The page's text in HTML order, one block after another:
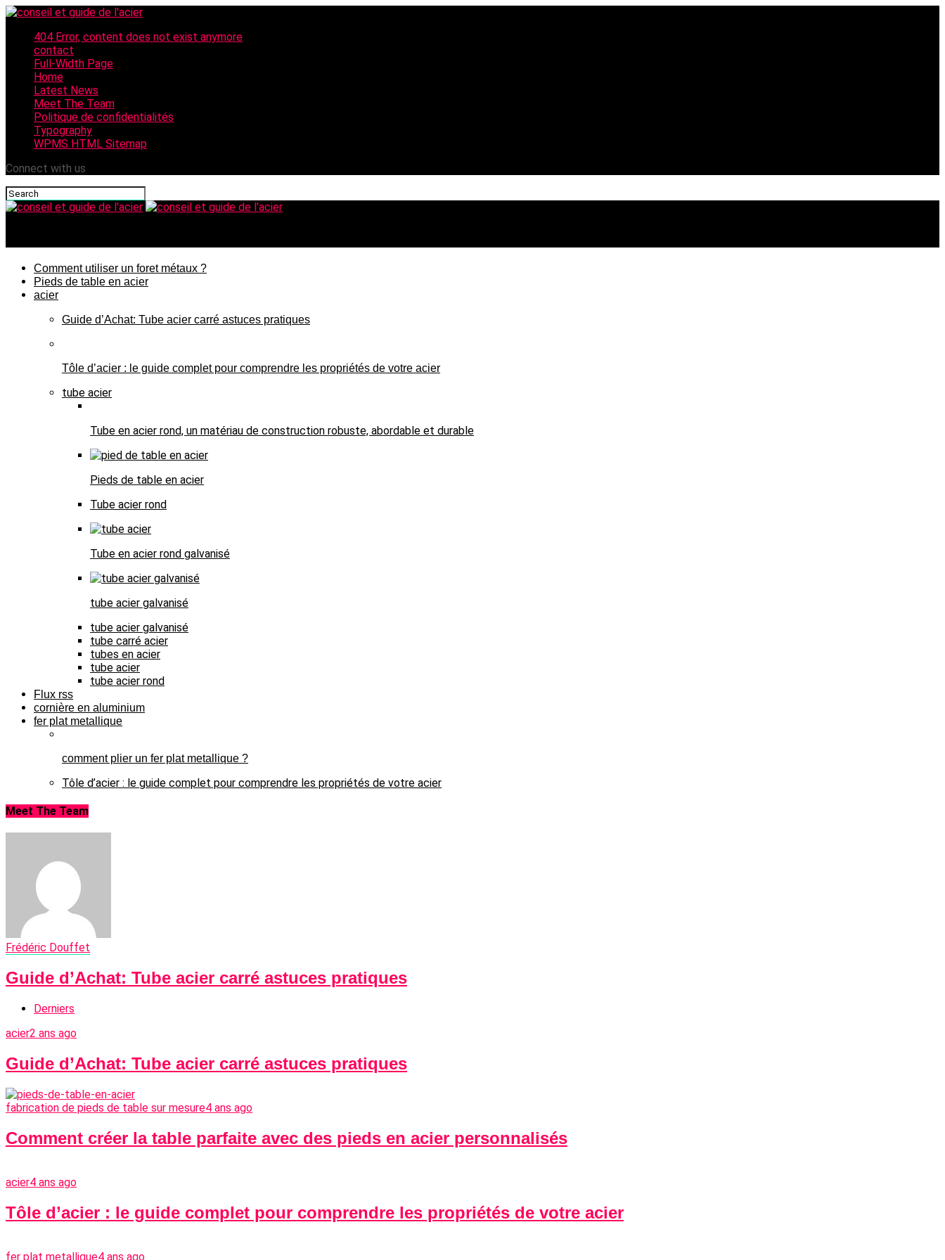
404 Error, content does not exist anymore
contact
Full-Width Page
Home
Latest News
Meet The Team
Politique de confidentialités
Typography
WPMS HTML Sitemap
Connect with us
Comment utiliser un foret métaux ?
Pieds de table en acier
acier
Guide d’Achat: Tube acier carré astuces pratiques
Tôle d’acier : le guide complet pour comprendre les propriétés de votre acier
tube acier
Tube en acier rond, un matériau de construction robuste, abordable et durable
Pieds de table en acier
Tube acier rond
Tube en acier rond galvanisé
tube acier galvanisé
tube acier galvanisé
tube carré acier
tubes en acier
tube acier
tube acier rond
Flux rss
cornière en aluminium
fer plat metallique
comment plier un fer plat metallique ?
Tôle d’acier : le guide complet pour comprendre les propriétés de votre acier
Meet The Team
Frédéric Douffet
Guide d’Achat: Tube acier carré astuces pratiques
Derniers
acier2 ans ago
Guide d’Achat: Tube acier carré astuces pratiques
fabrication de pieds de table sur mesure4 ans ago
Comment créer la table parfaite avec des pieds en acier personnalisés
acier4 ans ago
Tôle d’acier : le guide complet pour comprendre les propriétés de votre acier
fer plat metallique4 ans ago